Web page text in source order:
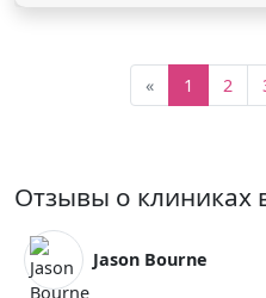
« 1 2
Отзывы о клиниках
Jason Bourne